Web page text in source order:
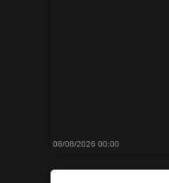
08/08/2026 00:00